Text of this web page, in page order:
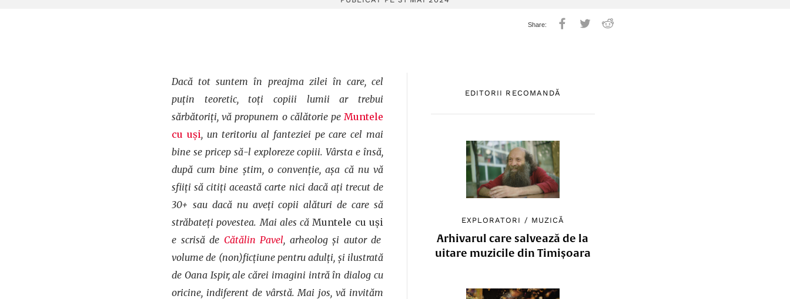
EDITORII RECOMANDĂ
EXPLORATORI / MUZICĂ
Arhivarul care salvează de la
uitare muzicile din Timișoara
Dacă tot suntem în preajma zilei în care, cel
puțin teoretic, toți copiii lumii ar trebui
sărbătoriți, vă propunem o călătorie pe Muntele
cu uși, un teritoriu al fanteziei pe care cel mai
bine se pricep să-l exploreze copiii. Vârsta e însă,
după cum bine știm, o convenție, așa că nu vă
sfiiți să citiți această carte nici dacă ați trecut de
30+ sau dacă nu aveți copii alături de care să
străbateți povestea. Mai ales căMuntele cu uși
e scrisă de Cătălin Pavel, arheolog și autor de
volume de (non)ficțiune pentru adulți, și ilustrată
de Oana Ispir, ale cărei imagini intră în dialog cu
oricine, indiferent de vârstă. Mai jos, vă invităm